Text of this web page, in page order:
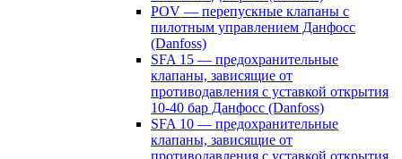
POV — перепускные клапаны с
пилотным управлением Данфосс
(Danfoss)
SFA 15 — предохранительные
клапаны, зависящие от
противодавления с уставкой открытия
10-40 бар Данфосс (Danfoss)
SFA 10 — предохранительные
клапаны, зависящие от
противодавления с уставкой открытия